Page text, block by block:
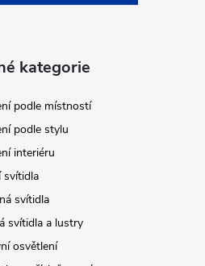
kategorie
podle místností
podle stylu
interiéru
svítidla
svítidla
svítidla a lustry
osvětlení